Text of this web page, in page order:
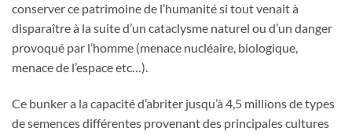
conserver ce patrimoine de l’humanité si tout venait à
disparaître à la suite d’un cataclysme naturel ou d’un danger
provoqué par l’homme (menace nucléaire, biologique,
menace de l’espace etc…).
Ce bunker a la capacité d’abriter jusqu’à 4,5 millions de types
de semences différentes provenant des principales cultures